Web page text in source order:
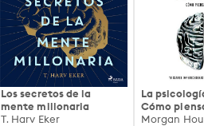
Los secretos de la
mente millonaria
T. Harv Eker
La
Cómo
18 claves
Morgan